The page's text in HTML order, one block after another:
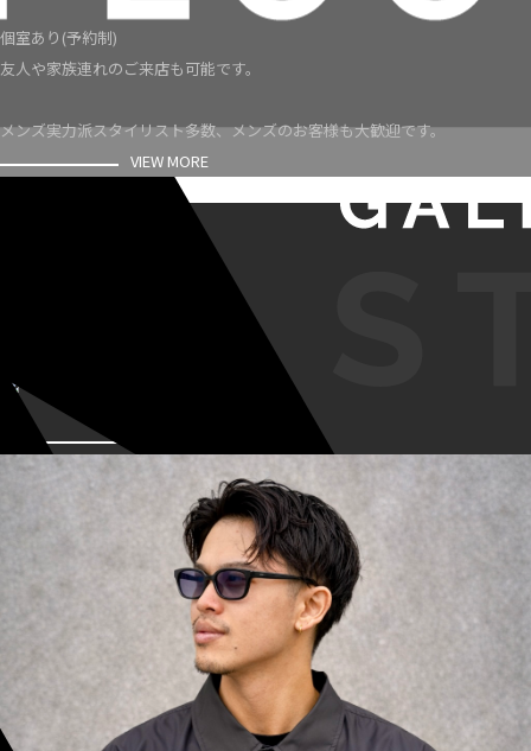
個室あり(予約制)
友人や家族連れのご来店も可能です。
メンズ実力派スタイリスト多数、メンズのお客様も大歓迎です。
VIEW MORE